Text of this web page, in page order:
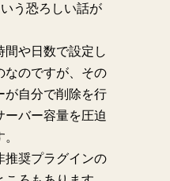
う恐ろしい話が
間や日数で設定し
なのですが、その
が自分で削除を行
ーバー容量を圧迫
推奨プラグインの